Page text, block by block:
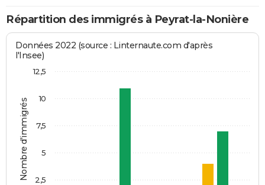
Répartition des immigrés à Peyrat-la-Nonière
Nombre d'immigrés
Données 2022 (source : Linternaute.com d'après
l'Insee)
2,5
5
7,5
10
12,5